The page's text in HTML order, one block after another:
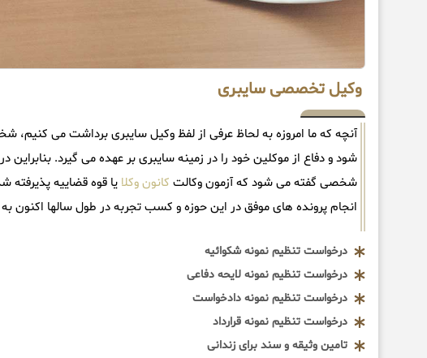
وکیل تخصصی سایبری
آنچه که ما امروزه به لحاظ عرفی از لفظ وکیل سایبری برداشت می
شود و دفاع از موکلین خود را در زمینه سایبری بر عهده می گیرد.
شخصی گفته می شود که آزمون وکالت کانون وکلا یا قوه قضاییه پذیرفته
انجام پرونده های موفق در این حوزه و کسب تجربه در طول سالها
درخواست تنظیم نمونه شکوائیه
درخواست تنظیم نمونه لایحه دفاعی
درخواست تنظیم نمونه دادخواست
درخواست تنظیم نمونه قرارداد
تامین وثیقه و سند برای زندانی